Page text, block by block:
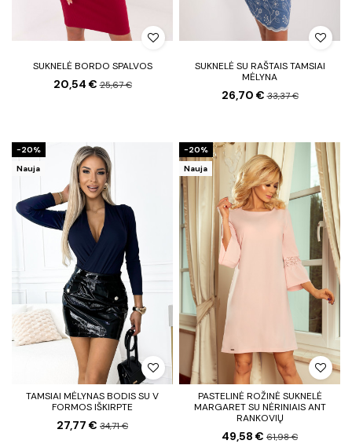
SUKNELĖ BORDO SPALVOS
20,54 €25,67 €
SUKNELĖ SU RAŠTAIS TAMSIAI
MĖLYNA
26,70 €33,37 €
−20%
Nauja
TAMSIAI MĖLYNAS BODIS SU V
FORMOS IŠKIRPTE
27,77 € 34,71 €
−20%
Nauja
PASTELINĖ ROŽINĖ SUKNELĖ
MARGARET SU NĖRINIAIS ANT
RANKOVIŲ
49,58 € 61,98 €